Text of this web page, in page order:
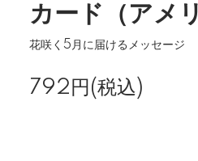
カード（アメ
花咲く5月に届けるメッセージ
792円(税込)